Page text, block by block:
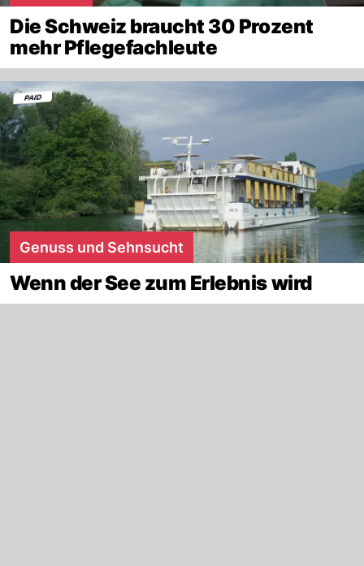
Die Schweiz braucht 30 Prozent
mehr Pflegefachleute
Genuss und Sehnsucht
Wenn der See zum Erlebnis wird